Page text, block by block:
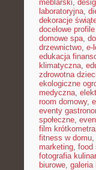
meblarski,
laboratoryjna,
dekoracje
docelowe
domowe spa,
drzewnictwo, e-
edukacja
klimatyczna,
zdrowotna dzieci
ekologiczne
medyczna,
room domowy,
eventy
społeczne,
film
fitness w domu,
marketing, food
fotografia
biurowe, galeria